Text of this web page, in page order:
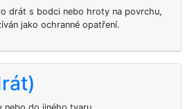
drát s bodci nebo hroty na povrchu,
jako ochranné opatření.